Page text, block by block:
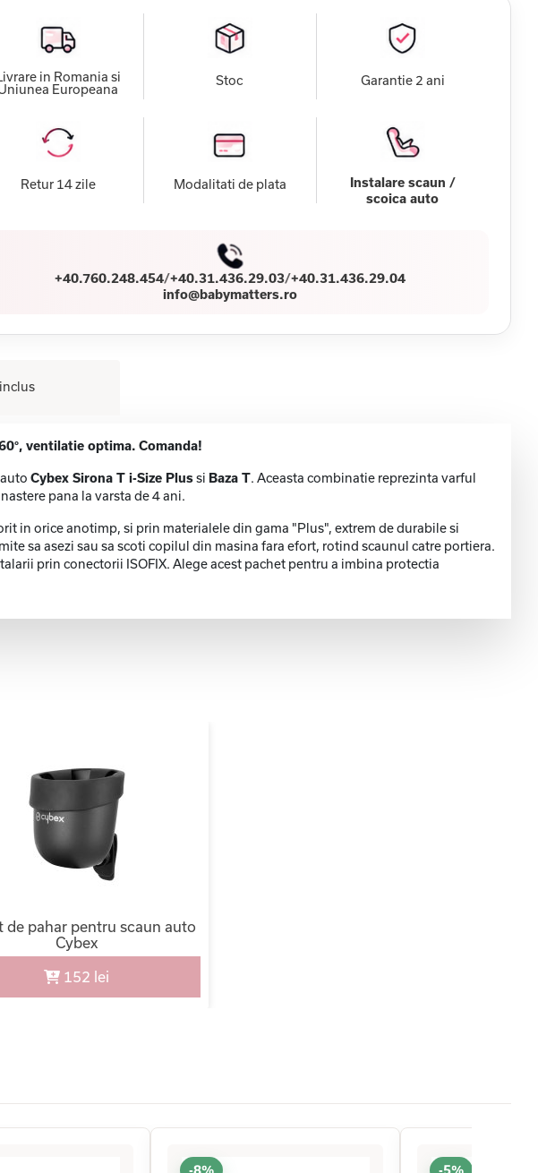
in Romania si
Europeana
Stoc Garantie 2 ani
Retur 14 zile Modalitati de plata
Instalare scaun /
scoica auto
+40.760.248.454/+40.31.436.29.03/+40.31.436.29.04
info@babymatters.ro
ventilatie optima. Comanda!
Cybex Sirona T i-Size Plussi Baza T. Aceasta combinatie reprezinta varful
pana la varsta de 4 ani.
in orice anotimp, si prin materialele din gama "Plus", extrem de durabile si
sa asezi sau sa scoti copilul din masina fara efort, rotind scaunul catre portiera.
prin conectorii ISOFIX. Alege acest pachet pentru a imbina protectia
de pahar pentru scaun auto
Cybex
152 lei
-8% -5%